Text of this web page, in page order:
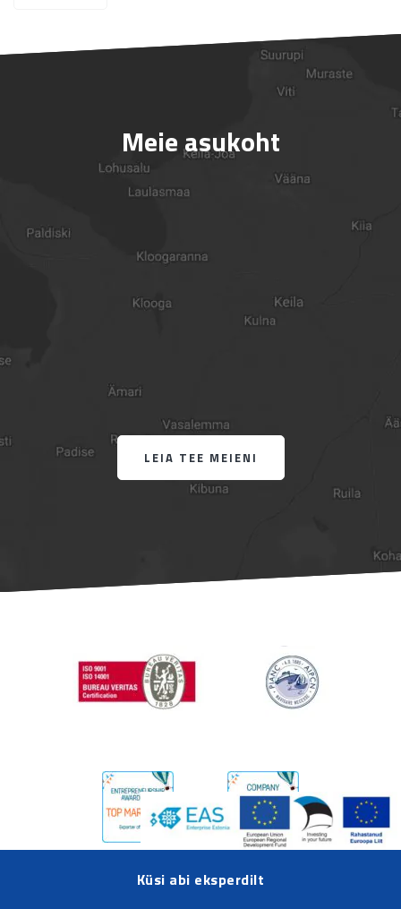
Meie asukoht
LEIA TEE MEIENI
Küsi abi eksperdilt